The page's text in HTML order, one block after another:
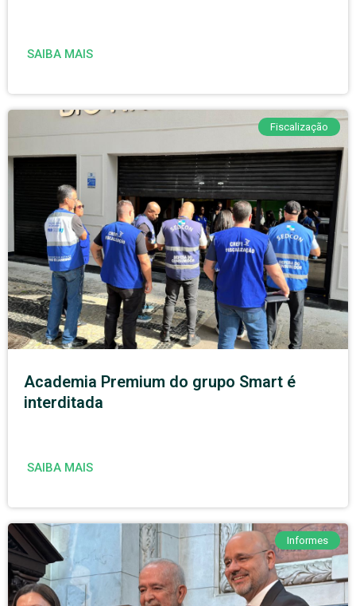
SAIBA MAIS
Fiscalização
Academia Premium do grupo Smart é
interditada
SAIBA MAIS
Informes